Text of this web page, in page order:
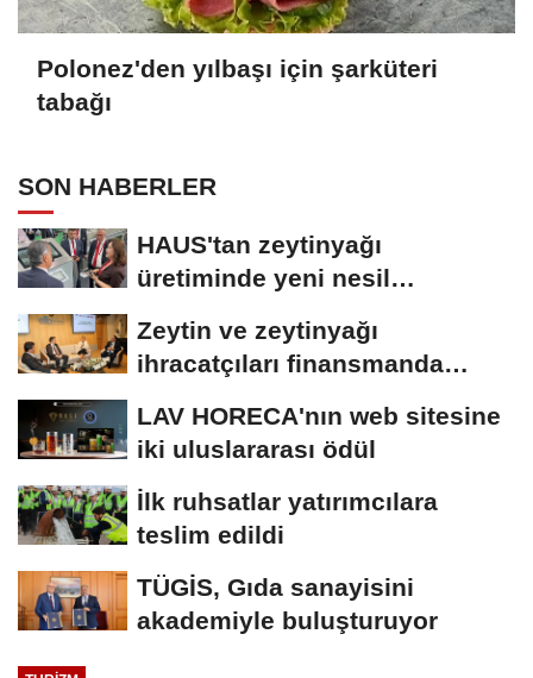
Polonez'den yılbaşı için şarküteri
tabağı
SON HABERLER
HAUS'tan zeytinyağı
üretiminde yeni nesil
Zeytin ve zeytinyağı
ihracatçıları finansmanda
LAV HORECA'nın web sitesine
iki uluslararası ödül
İlk ruhsatlar yatırımcılara
teslim edildi
TÜGİS, Gıda sanayisini
akademiyle buluşturuyor